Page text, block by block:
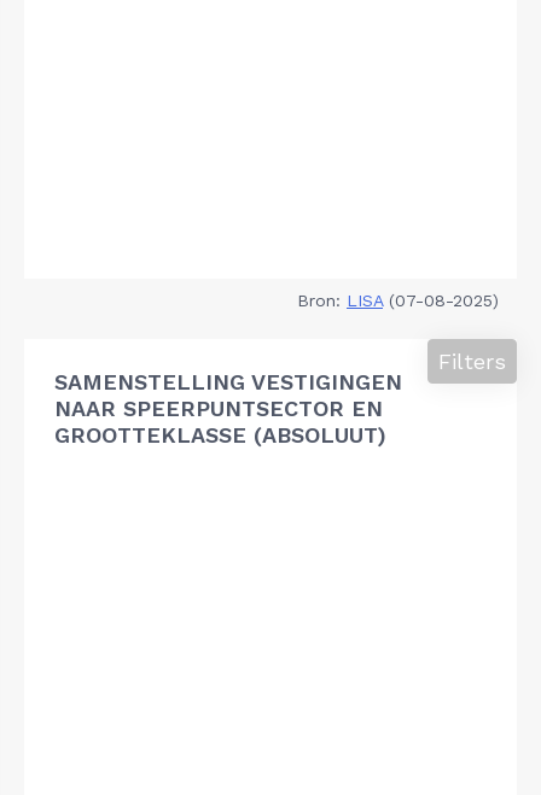
Bron: LISA(07-08-2025)
SAMENSTELLING VESTIGINGEN
NAAR SPEERPUNTSECTOR EN
GROOTTEKLASSE (ABSOLUUT)
Filters